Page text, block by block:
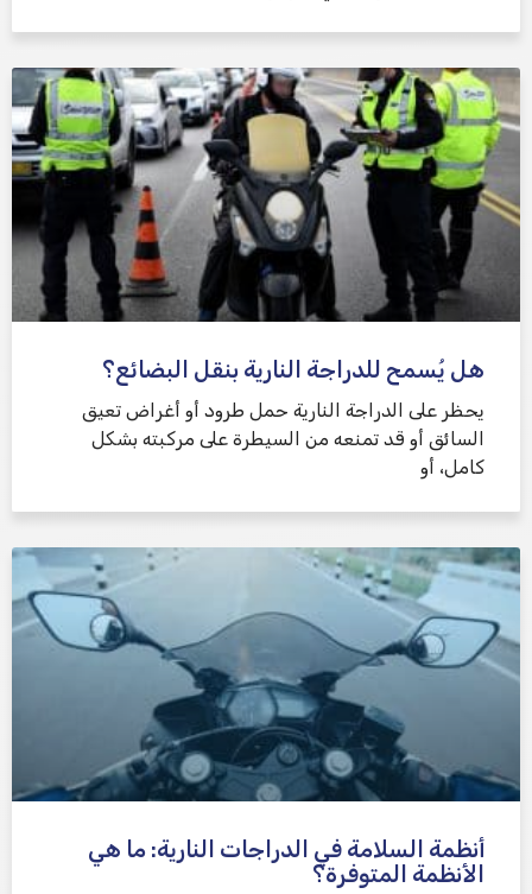
هل يُسمح للدراجة النارية بنقل البضائع؟
يحظر على الدراجة النارية حمل طرود أو أغراض تعيق
السائق أو قد تمنعه من السيطرة على مركبته بشكل
كامل، أو
أنظمة السلامة في الدراجات النارية: ما هي
الأنظمة المتوفرة؟